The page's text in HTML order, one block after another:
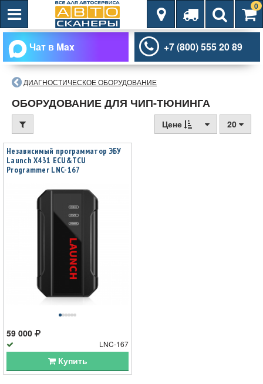
0
Чат в Max +7 (800) 555 20 89
ДИАГНОСТИЧЕСКОЕ ОБОРУДОВАНИЕ
ОБОРУДОВАНИЕ ДЛЯ ЧИП-ТЮНИНГА
Цене 20
Независимый программатор ЭБУ
Launch X431 ECU&TCU
Programmer LNC-167
59 000
LNC-167
Купить